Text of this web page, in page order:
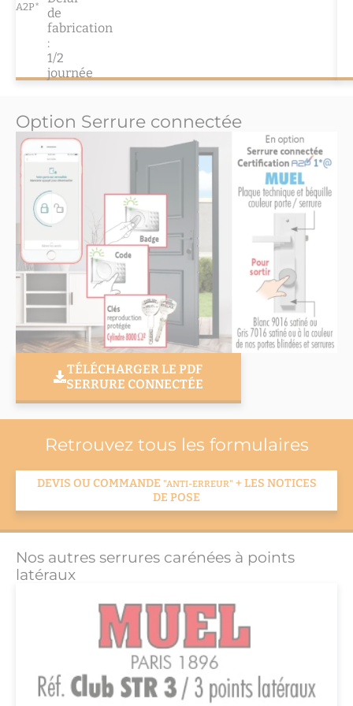
de
fabrication
:
1/2
journée
A2P*
Option Serrure connectée
TÉLÉCHARGER LE PDF
SERRURE CONNECTÉE
Retrouvez tous les formulaires
DEVIS OU COMMANDE "ANTI-ERREUR" + LES NOTICES
DE POSE
Nos autres serrures carénées à points
latéraux